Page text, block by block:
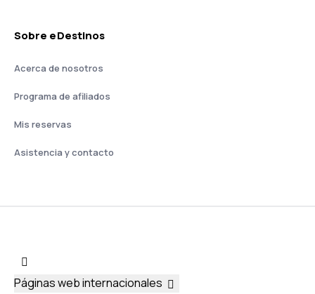
Sobre eDestinos
Acerca de nosotros
Programa de afiliados
Mis reservas
Asistencia y contacto
Páginas web internacionales